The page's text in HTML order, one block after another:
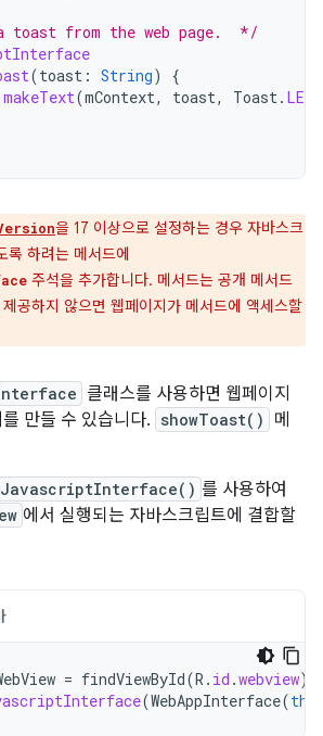
toast from the web page.  */
(toast : String)
{
makeText(mContext, toast, Toast.
을 17 이상으로 설정하는 경우 자바스크
록 하려는 메서드에
주석을 추가합니다. 메서드는 공개 메서드
공하지 않으면 웹페이지가 메서드에 액세스할
클래스를 사용하면 웹페이지
만들 수 있습니다. showToast()
메
를 사용하여
에서 실행되는 자바스크립트에 결합할
= findViewById(R . id .webview)
(WebAppInterface(